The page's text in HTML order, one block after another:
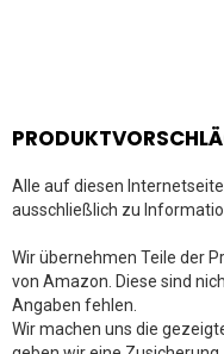
Alle auf diesen
ausschließlich zu
Wir übernehmen Teile der
von Amazon. Diese sind
Angaben fehlen.
Wir machen uns die